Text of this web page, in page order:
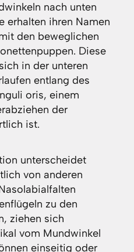
nach unten
erhalten ihren Namen
den beweglichen
Diese
in der unteren
entlang des
oris, einem
der
ist.
unterscheidet
von anderen
zu den
ziehen sich
vom Mundwinkel
einseitig oder